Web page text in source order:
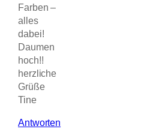
Farben –
alles
dabei!
Daumen
hoch!!
herzliche
Grüße
Tine
Antworten